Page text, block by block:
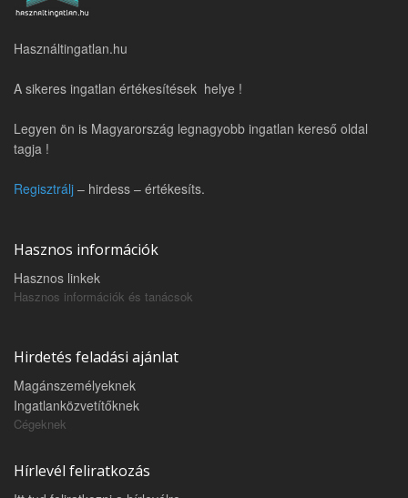
Használtingatlan.hu
A sikeres ingatlan értékesítések helye !
Legyen ön is Magyarország legnagyobb ingatlan kereső oldal
tagja !
Regisztrálj – hirdess – értékesíts.
Hasznos információk
Hasznos linkek
Hasznos információk és tanácsok
Hirdetés feladási ajánlat
Magánszemélyeknek
Ingatlanközvetítőknek
Cégeknek
Hírlevél feliratkozás